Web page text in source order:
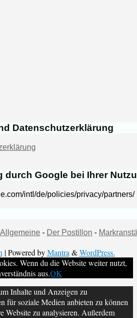
Datenschutzerklärung
durch Google bei Ihrer
intl/de/policies/privacy/partners/
- Der Postillon -
| Powered byMantra&WordPress.
Wenn du die Website weiter nutzt,
aus.OK
Inhalte und Anzeigen zu
für soziale Medien anbieten zu können
Website zu analysieren. Außerdem